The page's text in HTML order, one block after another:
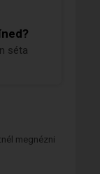
séta
megnézni